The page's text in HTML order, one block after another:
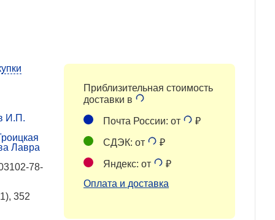
И.П.
Лавра
78-
352
Приблизительная стоимость
доставки в
Почта России: от ₽
СДЭК: от ₽
Яндекс: от
₽
Оплата и доставка